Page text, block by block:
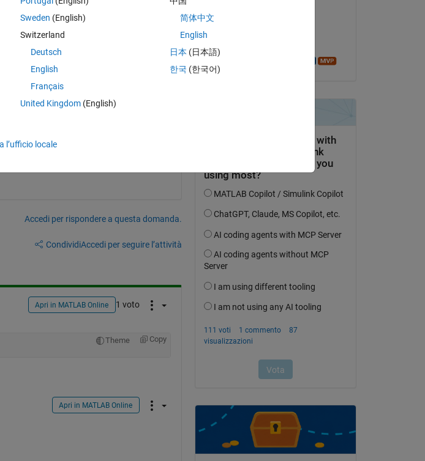
block?
Accedi per rispondere a questa domanda.
CondividiAccedi per seguire l’attività
Apri in MATLAB Online 1 voto
Theme Copy
Apri in MATLAB Online
il 8 Nov 2022
Sweden (English)
Switzerland
Deutsch
English
Français
United Kingdom(English)
简体中文
English
日本 (日本語)
한국 (한국어)
l’ufficio locale